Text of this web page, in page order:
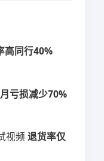
高同行40%​
亏损减少70%​
视频​退货率仅